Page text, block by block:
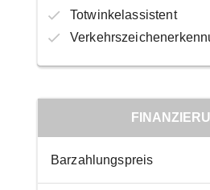
Totwinkelassistent
Barzahlungspreis